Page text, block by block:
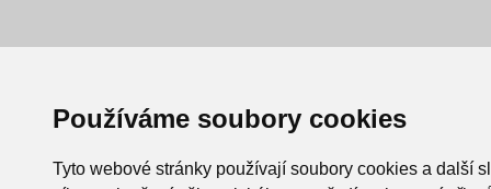
Používáme soubory cookies
Tyto webové stránky používají soubory cookies a další